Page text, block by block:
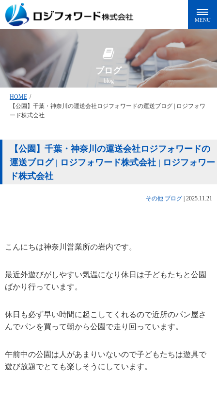
ブログ
blog
HOME /
【公園】千葉・神奈川の運送会社ロジフォワードの運送ブログ | ロジフォワ
ード株式会社
【公園】千葉・神奈川の運送会社ロジフォワードの
運送ブログ | ロジフォワード株式会社 | ロジフォワー
ド株式会社
その他 ブログ 2025.11.21
こんにちは神奈川営業所の岩内です。
最近外遊びがしやすい気温になり休日は子どもたちと公園
ばかり行っています。
休日も必ず早い時間に起こしてくれるので近所のパン屋さ
んでパンを買って朝から公園で走り回っています。
午前中の公園は人があまりいないので子どもたちは遊具で
遊び放題でとても楽しそうにしています。